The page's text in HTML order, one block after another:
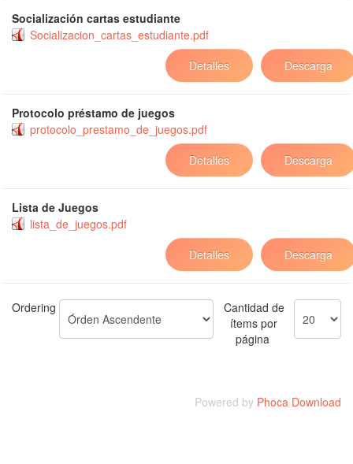
Socialización cartas estudiante
Socializacion_cartas_estudiante.pdf
Descarga
Detalles
Protocolo préstamo de juegos
protocolo_prestamo_de_juegos.pdf
Descarga
Detalles
Lista de Juegos
lista_de_juegos.pdf
Descarga
Detalles
Ordering
Cantidad de
ítems por
página
Powered by Phoca Download